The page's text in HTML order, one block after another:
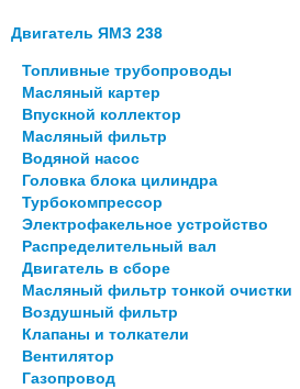
Двигатель ЯМЗ 238
Топливные трубопроводы
Масляный картер
Впускной коллектор
Масляный фильтр
Водяной насос
Головка блока цилиндра
Турбокомпрессор
Электрофакельное устройство
Распределительный вал
Двигатель в сборе
Масляный фильтр тонкой очистки
Воздушный фильтр
Клапаны и толкатели
Вентилятор
Газопровод